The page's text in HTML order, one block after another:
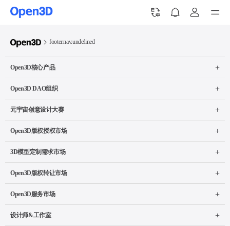
开发者中心
3D模型商城
开发文档
中文简体
中文繁体
English
控制台
帐户资产
我的积分：0分
授权资产
版权资产
DAO组织
DAO收益
footer.nav.undefined
Open3D核心产品
Open3D DAO组织
元宇宙创意设计大赛
Open3D版权授权市场
3D模型定制需求市场
Open3D版权转让市场
Open3D服务市场
设计师&工作室